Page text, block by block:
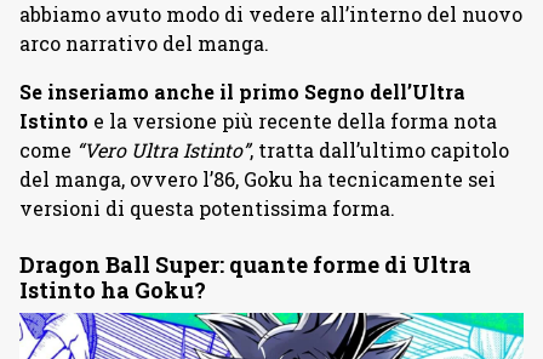
abbiamo avuto modo di vedere all’interno del nuovo
arco narrativo del manga.
Se inseriamo anche il primo Segno dell’Ultra
Istinto e la versione più recente della forma nota
come “Vero Ultra Istinto”, tratta dall’ultimo capitolo
del manga, ovvero l’86, Goku ha tecnicamente sei
versioni di questa potentissima forma.
Dragon Ball Super: quante forme di Ultra
Istinto ha Goku?